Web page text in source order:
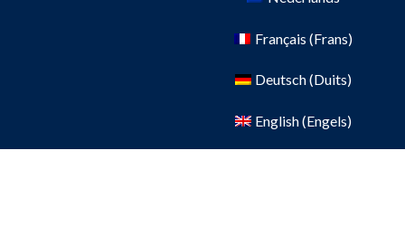
Français (Frans)
Deutsch(Duits)
English(Engels)